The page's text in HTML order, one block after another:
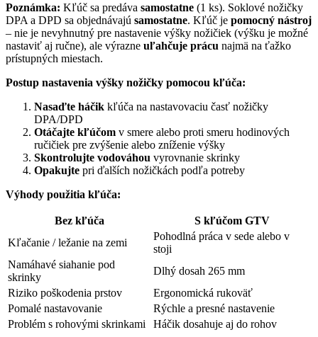
Poznámka: Kľúč sa predáva samostatne (1 ks). Soklové nožičky
DPA a DPD sa objednávajú samostatne. Kľúč je pomocný nástroj
– nie je nevyhnutný pre nastavenie výšky nožičiek (výšku je možné
nastaviť aj ručne), ale výrazne uľahčuje prácu najmä na ťažko
prístupných miestach.
Postup nastavenia výšky nožičky pomocou kľúča:
Nasaďte háčik kľúča na nastavovaciu časť nožičky
DPA/DPD
Otáčajte kľúčom v smere alebo proti smeru hodinových
ručičiek pre zvýšenie alebo zníženie výšky
Skontrolujte vodováhou vyrovnanie skrinky
Opakujte pri ďalších nožičkách podľa potreby
Výhody použitia kľúča:
Bez kľúča
S kľúčom GTV
Kľačanie / ležanie na zemi
Pohodlná práca v sede alebo v
stoji
Namáhavé siahanie pod
skrinky
Dlhý dosah 265 mm
Riziko poškodenia prstov
Ergonomická rukoväť
Pomalé nastavovanie
Rýchle a presné nastavenie
Problém s rohovými skrinkami
Háčik dosahuje aj do rohov